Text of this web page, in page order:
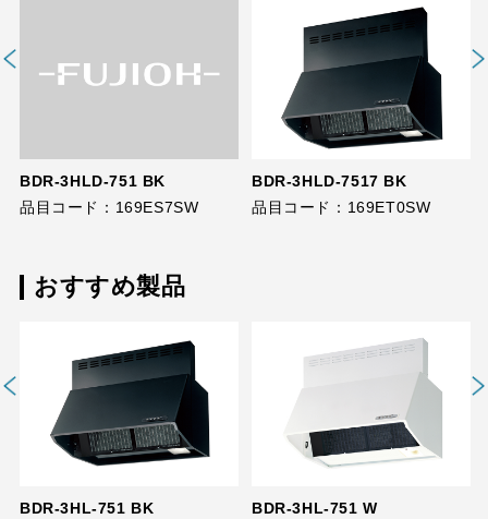
BDR-3HLD-751 BK
品目コード：169ES7SW
BDR-3HLD-7517 BK
品目コード：169ET0SW
おすすめ製品
BDR-3HL-751 BK
BDR-3HL-751 W